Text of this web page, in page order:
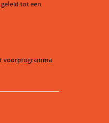
tot een
voorprogramma.